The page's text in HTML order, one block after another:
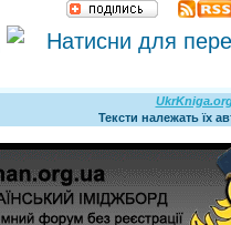
Тексти належать їх